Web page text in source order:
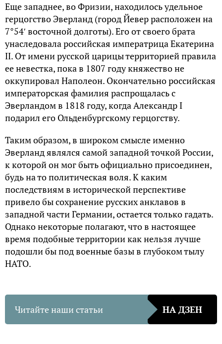
Еще западнее, во Фризии, находилось удельное
герцогство Эверланд (город Йевер расположен на
7°54′ восточной долготы). Его от своего брата
унаследовала российская императрица Екатерина
II. От имени русской царицы территорией правила
ее невестка, пока в 1807 году княжество не
оккупировал Наполеон. Окончательно российская
императорская фамилия распрощалась с
Эверландом в 1818 году, когда Александр I
подарил его Ольденбургскому герцогству.
Таким образом, в широком смысле именно
Эверланд являлся самой западной точкой России,
к которой он мог быть официально присоединен,
будь на то политическая воля. К каким
последствиям в исторической перспективе
привело бы сохранение русских анклавов в
западной части Германии, остается только гадать.
Однако некоторые полагают, что в настоящее
время подобные территории как нельзя лучше
подошли бы под военные базы в глубоком тылу
НАТО.
Читайте наши статьи НА ДЗЕН